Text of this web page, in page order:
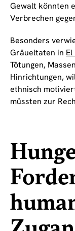
Gewalt könnten
Verbrechen
Besonders
Gräueltaten in
Tötungen,
Hinrichtungen,
ethnisch
müssten zur